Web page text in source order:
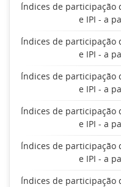
Índices de participação
e IPI - a
Índices de participação
e IPI - a
Índices de participação
e IPI - a
Índices de participação
e IPI - a
Índices de participação
e IPI - a
Índices de participação